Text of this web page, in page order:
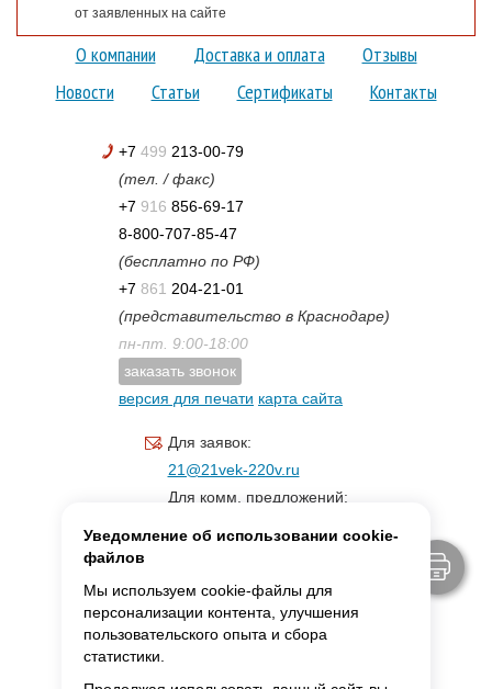
от заявленных на сайте
О компании Доставка и оплата
Отзывы
Новости
Статьи Сертификаты Контакты
+7 499 213-00-79
(тел. / факс)
+7 916 856-69-17
8-800-707-85-47
(бесплатно по РФ)
+7 861 204-21-01
(представительство в Краснодаре)
пн-пт. 9:00-18:00
заказать звонок
версия для печати карта сайта
Для заявок:
21@21vek-220v.ru
Для комм. предложений:
Уведомление об использовании cookie-
файлов
Мы используем cookie-файлы для
персонализации контента, улучшения
пользовательского опыта и сбора
статистики.